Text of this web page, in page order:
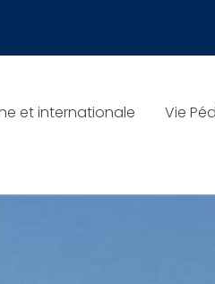
et internationale Vie